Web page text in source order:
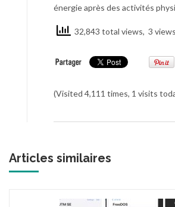
énergie après des activités
32,843 total views, 3
(Visited 4,111 times, 1 visits
Articles similaires